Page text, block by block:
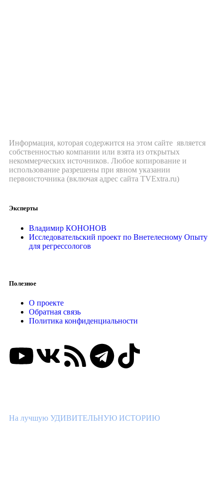
Информация, которая содержится на этом сайте является
собственностью компании или взята из открытых
некоммерческих источников. Любое копирование и
использование разрешены при явном указании
первоисточника (включая адрес сайта TVExtra.ru)
Эксперты
Владимир КОНОНОВ
Исследовательский проект по Внетелесному Опыту
для регрессологов
Полезное
О проекте
Обратная связь
Политика конфиденциальности
На лучшую УДИВИТЕЛЬНУЮ ИСТОРИЮ